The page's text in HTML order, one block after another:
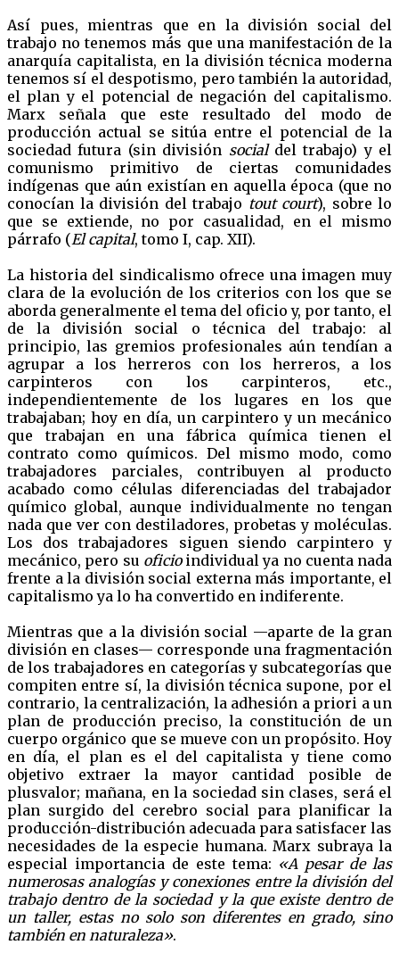
Así pues, mientras que en la división social del
trabajo no tenemos más que una manifestación de la
anarquía capitalista, en la división técnica moderna
tenemos sí el despotismo, pero también la autoridad,
el plan y el potencial de negación del capitalismo.
Marx señala que este resultado del modo de
producción actual se sitúa entre el potencial de la
sociedad futura (sin división socialdel trabajo) y el
comunismo primitivo de ciertas comunidades
indígenas que aún existían en aquella época (que no
conocían la división del trabajo tout court), sobre lo
que se extiende, no por casualidad, en el mismo
párrafo (El capital, tomo I, cap. XII).
La historia del sindicalismo ofrece una imagen muy
clara de la evolución de los criterios con los que se
aborda generalmente el tema del oficio y, por tanto, el
de la división social o técnica del trabajo: al
principio, las gremios profesionales aún tendían a
agrupar a los herreros con los herreros, a los
carpinteros con los carpinteros, etc.,
independientemente de los lugares en los que
trabajaban; hoy en día, un carpintero y un mecánico
que trabajan en una fábrica química tienen el
contrato como químicos. Del mismo modo, como
trabajadores parciales, contribuyen al producto
acabado como células diferenciadas del trabajador
químico global, aunque individualmente no tengan
nada que ver con destiladores, probetas y moléculas.
Los dos trabajadores siguen siendo carpintero y
mecánico, pero su oficioindividual ya no cuenta nada
frente a la división social externa más importante, el
capitalismo ya lo ha convertido en indiferente.
Mientras que a la división social —aparte de la gran
división en clases— corresponde una fragmentación
de los trabajadores en categorías y subcategorías que
compiten entre sí, la división técnica supone, por el
contrario, la centralización, la adhesión a priori a un
plan de producción preciso, la constitución de un
cuerpo orgánico que se mueve con un propósito. Hoy
en día, el plan es el del capitalista y tiene como
objetivo extraer la mayor cantidad posible de
plusvalor; mañana, en la sociedad sin clases, será el
plan surgido del cerebro social para planificar la
producción-distribución adecuada para satisfacer las
necesidades de la especie humana. Marx subraya la
especial importancia de este tema: «A pesar de las
numerosas analogías y conexiones entre la división del
trabajo dentro de la sociedad y la que existe dentro de
un taller, estas no solo son diferentes en grado, sino
también en naturaleza».